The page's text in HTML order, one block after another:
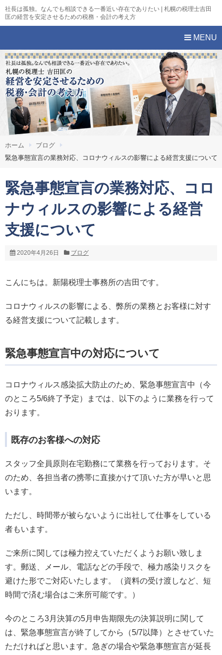
社長は孤独。なんでも相談できる一番近い存在でありたい | 札幌の税理士吉田
匡の経営を安定させるための税務・会計の考え方
MENU
ホーム
ブログ
緊急事態宣言の業務対応、コロナウィルスの影響による経営支援について
緊急事態宣言の業務対応、コロ
ナウィルスの影響による経営
支援について
2020年4月26日 ブログ
こんにちは。新陽税理士事務所の吉田です。
コロナウィルスの影響による、弊所の業務とお客様に対す
る経営支援について記載します。
緊急事態宣言中の対応について
コロナウィルス感染拡大防止のため、緊急事態宣言中（今
のところ5/6終了予定）までは、以下のように業務を行って
おります。
既存のお客様への対応
スタッフ全員原則在宅勤務にて業務を行っております。そ
のため、各担当者の携帯に直接かけて頂いた方が早いと思
います。
ただし、時間帯が被らないように出社して仕事をしている
者もいます。
ご来所に関しては極力控えていただくようお願い致しま
す。郵送、メール、電話などの手段で、極力感染リスクを
避けた形でご対応いたします。（資料の受け渡しなど、短
時間で済む場合はご来所可能です。）
今のところ3月決算の5月申告期限先の決算説明に関して
は、緊急事態宣言が終了してから（5/7以降）とさせていた
ただければと思います。急ぎの場合や緊急事態宣言が延長